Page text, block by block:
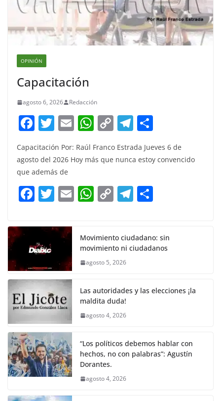
OPINIÓN
Capacitación
agosto 6, 2026 Redacción
F
a
c
e
b
o
k
T
itt
er
E
m
ai
W
at
A
p
C
p
Li
n
T
el
e
a
m
ar
e
Capacitación Por: Raúl Franco Estrada Jueves 6 de
agosto del 2026 Hoy más que nunca estoy convencido
que además de
F
c
e
b
o
o
k
T
itt
er
E W
s
A
p
C
y
Li
k
T
gr
a
e
Movimiento ciudadano: sin
movimiento ni ciudadanos
agosto 5, 2026
Las autoridades y las elecciones ¡la
maldita duda!
agosto 4, 2026
“Los políticos debemos hablar con
hechos, no con palabras”: Agustín
Dorantes.
agosto 4, 2026